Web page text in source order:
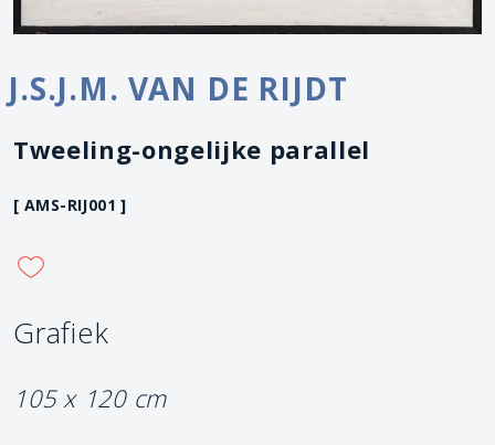
J.S.J.M. VAN DE RIJDT
Tweeling-ongelijke parallel
[ AMS-RIJ001 ]
Grafiek
105 x 120 cm